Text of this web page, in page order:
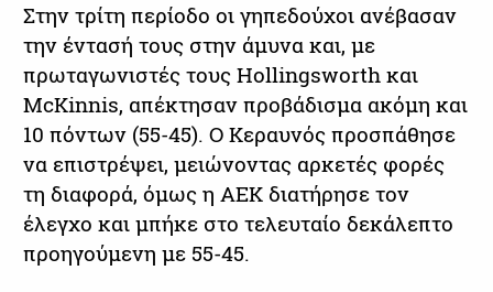
Στην τρίτη περίοδο οι γηπεδούχοι ανέβασαν
την έντασή τους στην άμυνα και, με
πρωταγωνιστές τους Hollingsworth και
McKinnis, απέκτησαν προβάδισμα ακόμη και
10 πόντων (55-45). Ο Κεραυνός προσπάθησε
να επιστρέψει, μειώνοντας αρκετές φορές
τη διαφορά, όμως η ΑΕΚ διατήρησε τον
έλεγχο και μπήκε στο τελευταίο δεκάλεπτο
προηγούμενη με 55-45.